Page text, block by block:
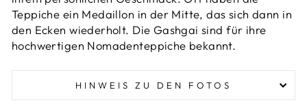
Teppiche ein Medaillon in der Mitte, das sich dann in
den Ecken wiederholt. Die Gashgai sind für ihre
hochwertigen Nomadenteppiche bekannt.
HINWEIS ZU DEN FOTOS